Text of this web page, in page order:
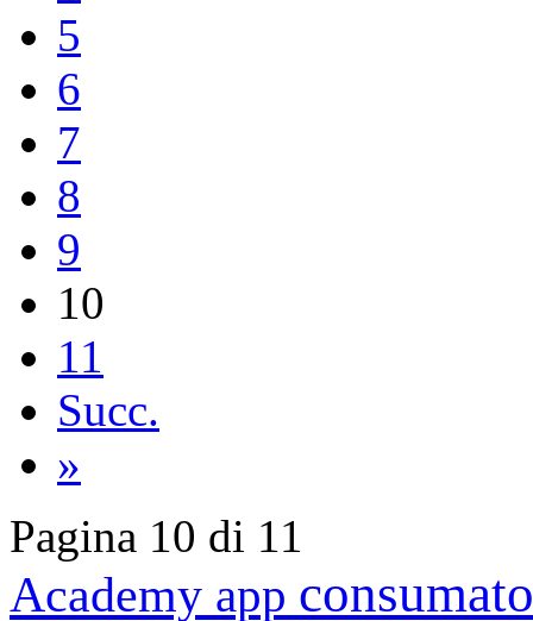
5
6
7
8
9
10
11
Succ.
»
Pagina 10 di 11
Academy app